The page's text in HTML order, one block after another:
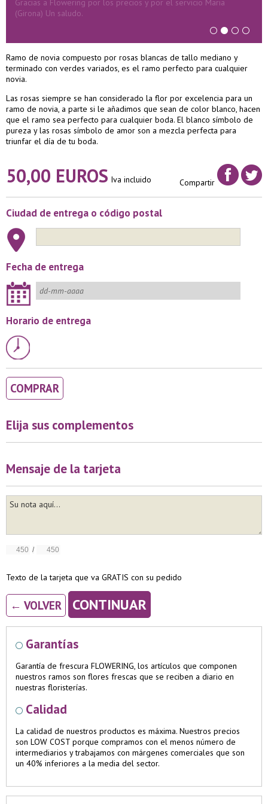
Gracias a Flowering por los precios y por el servicio Maria
(Girona) Un saludo.
Ramo de novia compuesto por rosas blancas de tallo mediano y
terminado con verdes variados, es el ramo perfecto para cualquier
novia.
Las rosas siempre se han considerado la flor por excelencia para un
ramo de novia, a parte si le añadimos que sean de color blanco, hacen
que el ramo sea perfecto para cualquier boda. El blanco símbolo de
pureza y las rosas símbolo de amor son a mezcla perfecta para
triunfar el día de tu boda.
50,00 EUROS Iva incluido Compartir
Ciudad de entrega o código postal
Fecha de entrega
Horario de entrega
COMPRAR
Elija sus complementos
Mensaje de la tarjeta
/
Texto de la tarjeta que va GRATIS con su pedido
← VOLVER CONTINUAR
Garantías
Garantía de frescura FLOWERING, los artículos que componen
nuestros ramos son flores frescas que se reciben a diario en
nuestras floristerías.
Calidad
La calidad de nuestros productos es máxima. Nuestros precios
son LOW COST porque compramos con el menos número de
intermediarios y trabajamos con márgenes comerciales que son
un 40% inferiores a la media del sector.